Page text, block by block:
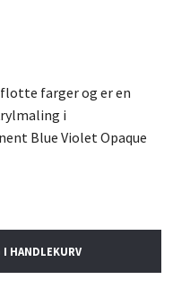
farger og er en
i
Blue Violet Opaque
I HANDLEKURV